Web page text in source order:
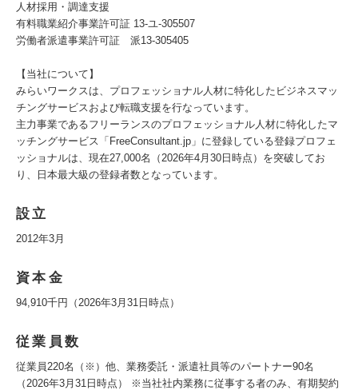
人材採用・調達支援
有料職業紹介事業許可証 13-ユ-305507
労働者派遣事業許可証 派13-305405
【当社について】
みらいワークスは、プロフェッショナル人材に特化したビジネスマッ
チングサービスおよび転職支援を行なっています。
主力事業であるフリーランスのプロフェッショナル人材に特化したマ
ッチングサービス「FreeConsultant.jp」に登録している登録プロフェ
ッショナルは、現在27,000名（2026年4月30日時点）を突破してお
り、日本最大級の登録者数となっています。
設立
2012年3月
資本金
94,910千円（2026年3月31日時点）
従業員数
従業員220名（※）他、業務委託・派遣社員等のパートナー90名
（2026年3月31日時点） ※当社社内業務に従事する者のみ、有期契約